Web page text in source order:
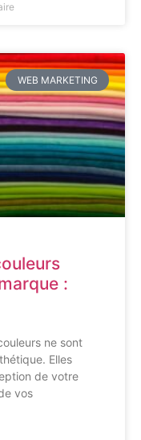
WEB MARKETING
:
ne sont
Elles
de votre
vos